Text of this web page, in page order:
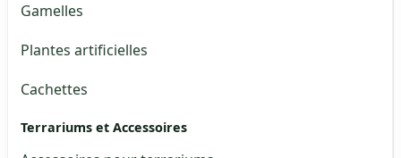
Gamelles
Plantes artificielles
Cachettes
Terrariums et Accessoires